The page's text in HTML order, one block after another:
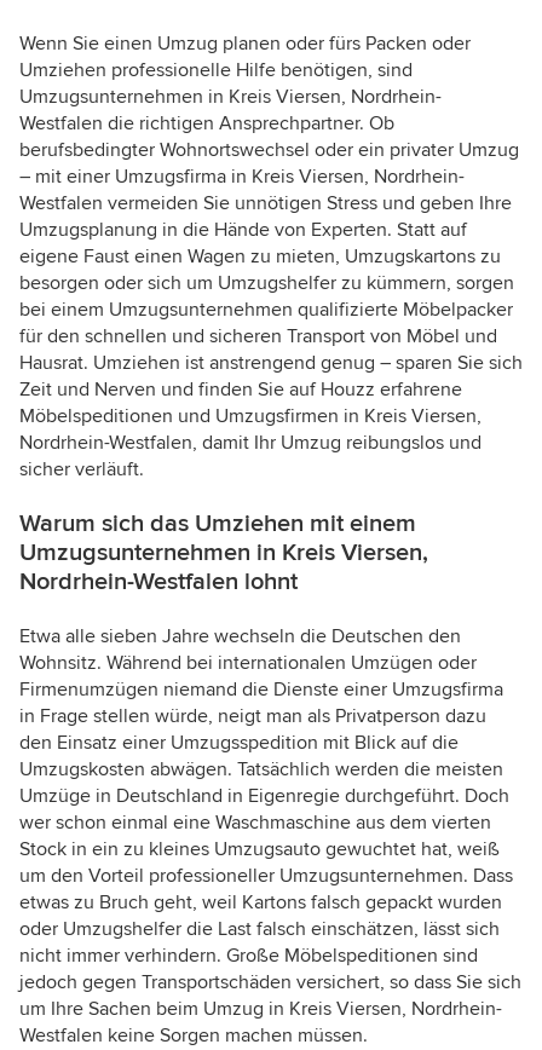
Wenn Sie einen Umzug planen oder fürs Packen oder
Umziehen professionelle Hilfe benötigen, sind
Umzugsunternehmen in Kreis Viersen, Nordrhein-
Westfalen die richtigen Ansprechpartner. Ob
berufsbedingter Wohnortswechsel oder ein privater Umzug
– mit einer Umzugsfirma in Kreis Viersen, Nordrhein-
Westfalen vermeiden Sie unnötigen Stress und geben Ihre
Umzugsplanung in die Hände von Experten. Statt auf
eigene Faust einen Wagen zu mieten, Umzugskartons zu
besorgen oder sich um Umzugshelfer zu kümmern, sorgen
bei einem Umzugsunternehmen qualifizierte Möbelpacker
für den schnellen und sicheren Transport von Möbel und
Hausrat. Umziehen ist anstrengend genug – sparen Sie sich
Zeit und Nerven und finden Sie auf Houzz erfahrene
Möbelspeditionen und Umzugsfirmen in Kreis Viersen,
Nordrhein-Westfalen, damit Ihr Umzug reibungslos und
sicher verläuft.
Warum sich das Umziehen mit einem
Umzugsunternehmen in Kreis Viersen,
Nordrhein-Westfalen lohnt
Etwa alle sieben Jahre wechseln die Deutschen den
Wohnsitz. Während bei internationalen Umzügen oder
Firmenumzügen niemand die Dienste einer Umzugsfirma
in Frage stellen würde, neigt man als Privatperson dazu
den Einsatz einer Umzugsspedition mit Blick auf die
Umzugskosten abwägen. Tatsächlich werden die meisten
Umzüge in Deutschland in Eigenregie durchgeführt. Doch
wer schon einmal eine Waschmaschine aus dem vierten
Stock in ein zu kleines Umzugsauto gewuchtet hat, weiß
um den Vorteil professioneller Umzugsunternehmen. Dass
etwas zu Bruch geht, weil Kartons falsch gepackt wurden
oder Umzugshelfer die Last falsch einschätzen, lässt sich
nicht immer verhindern. Große Möbelspeditionen sind
jedoch gegen Transportschäden versichert, so dass Sie sich
um Ihre Sachen beim Umzug in Kreis Viersen, Nordrhein-
Westfalen keine Sorgen machen müssen.